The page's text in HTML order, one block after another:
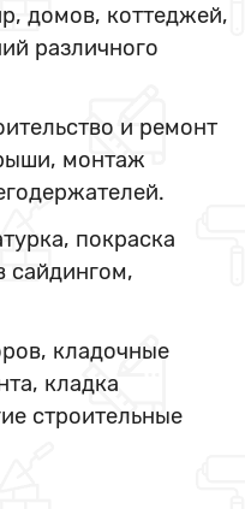
домов, коттеджей,
различного
и ремонт
монтаж
покраска
сайдингом,
кладочные
кладка
строительные